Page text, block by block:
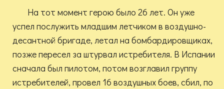
На тот момент герою было 26 лет. Он уже
успел послужить младшим летчиком в воздушно-
десантной бригаде, летал на бомбардировщиках,
позже пересел за штурвал истребителя. В Испании
сначала был пилотом, потом возглавил группу
истребителей, провел 16 воздушных боев, сбил, по